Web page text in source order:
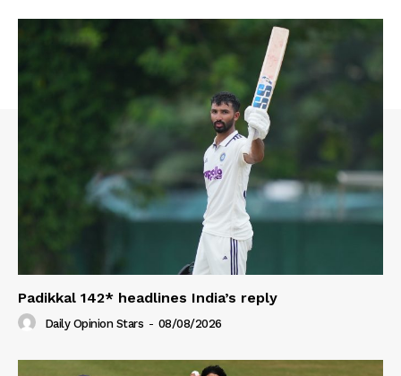
Padikkal 142* headlines India’s reply
Daily Opinion Stars - 08/08/2026